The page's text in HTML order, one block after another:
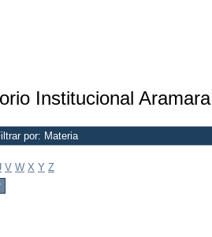
Institucional Aramara
por: Materia
V W X Y Z